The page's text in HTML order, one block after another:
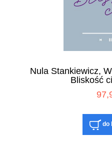
Nula Stankiewicz,
Bliskość
do